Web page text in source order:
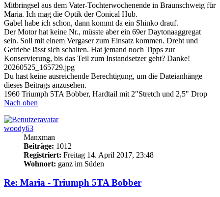
Mitbringsel aus dem Vater-Tochterwochenende in Braunschweig für
Maria. Ich mag die Optik der Conical Hub.
Gabel habe ich schon, dann kommt da ein Shinko drauf.
Der Motor hat keine Nr., müsste aber ein 69er Daytonaaggregat
sein. Soll mit einem Vergaser zum Einsatz kommen. Dreht und
Getriebe lässt sich schalten. Hat jemand noch Tipps zur
Konservierung, bis das Teil zum Instandsetzer geht? Danke!
20260525_165729.jpg
Du hast keine ausreichende Berechtigung, um die Dateianhänge
dieses Beitrags anzusehen.
1960 Triumph 5TA Bobber, Hardtail mit 2"Stretch und 2,5" Drop
Nach oben
woody63
Manxman
Beiträge: 1012
Registriert: Freitag 14. April 2017, 23:48
Wohnort: ganz im Süden
Re: Maria - Triumph 5TA Bobber